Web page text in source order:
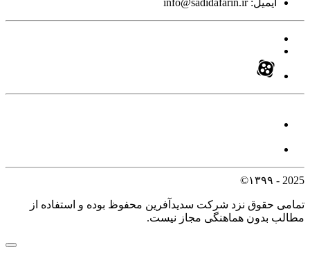
2025 - ۱۳۹۹©
تمامی حقوق نزد شرکت سدیدآفرین محفوظ بوده و استفاده از
مطالب بدون هماهنگی مجاز نیست.